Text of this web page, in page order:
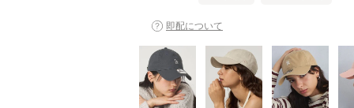
即配について